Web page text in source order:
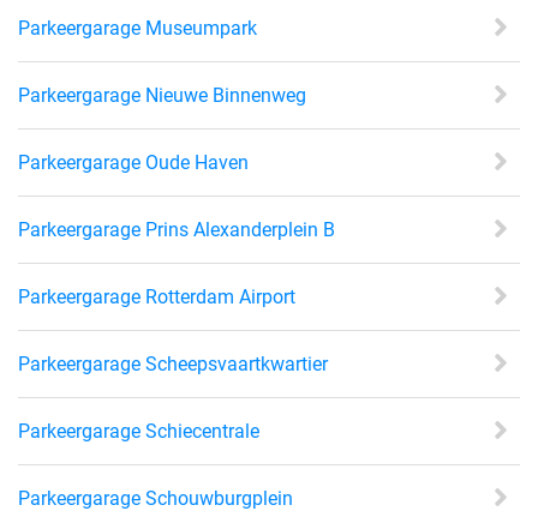
Parkeergarage Museumpark
Parkeergarage Nieuwe Binnenweg
Parkeergarage Oude Haven
Parkeergarage Prins Alexanderplein B
Parkeergarage Rotterdam Airport
Parkeergarage Scheepsvaartkwartier
Parkeergarage Schiecentrale
Parkeergarage Schouwburgplein